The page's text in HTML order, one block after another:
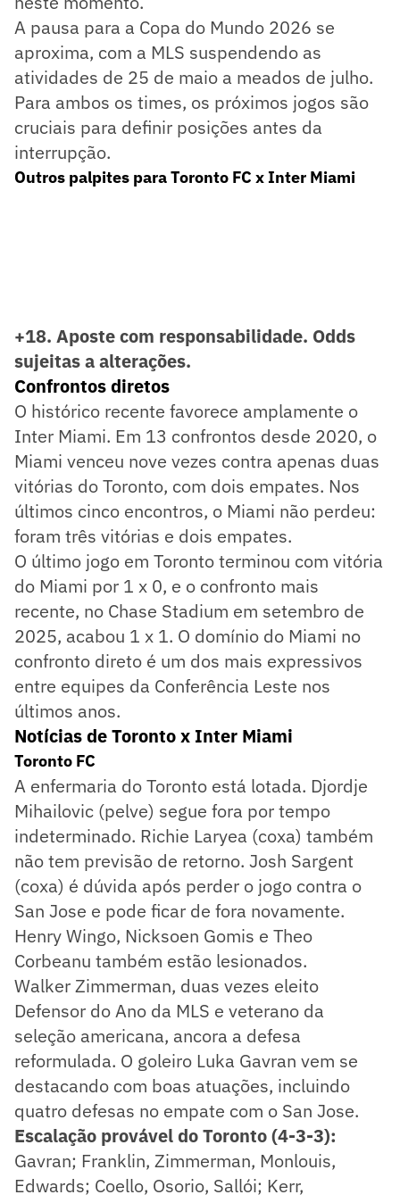
A pausa para a Copa do Mundo 2026 se
aproxima, com a MLS suspendendo as
atividades de 25 de maio a meados de julho.
Para ambos os times, os próximos jogos são
cruciais para definir posições antes da
interrupção.
Outros palpites para Toronto FC x Inter Miami
+18. Aposte com responsabilidade. Odds
sujeitas a alterações.
Confrontos diretos
O histórico recente favorece amplamente o
Inter Miami. Em 13 confrontos desde 2020, o
Miami venceu nove vezes contra apenas duas
vitórias do Toronto, com dois empates. Nos
últimos cinco encontros, o Miami não perdeu:
foram três vitórias e dois empates.
O último jogo em Toronto terminou com vitória
do Miami por 1 x 0, e o confronto mais
recente, no Chase Stadium em setembro de
2025, acabou 1 x 1. O domínio do Miami no
confronto direto é um dos mais expressivos
entre equipes da Conferência Leste nos
últimos anos.
Notícias de Toronto x Inter Miami
Toronto FC
A enfermaria do Toronto está lotada. Djordje
Mihailovic (pelve) segue fora por tempo
indeterminado. Richie Laryea (coxa) também
não tem previsão de retorno. Josh Sargent
(coxa) é dúvida após perder o jogo contra o
San Jose e pode ficar de fora novamente.
Henry Wingo, Nicksoen Gomis e Theo
Corbeanu também estão lesionados.
Walker Zimmerman, duas vezes eleito
Defensor do Ano da MLS e veterano da
seleção americana, ancora a defesa
reformulada. O goleiro Luka Gavran vem se
destacando com boas atuações, incluindo
quatro defesas no empate com o San Jose.
Escalação provável do Toronto (4-3-3):
Gavran; Franklin, Zimmerman, Monlouis,
Edwards; Coello, Osorio, Sallói; Kerr,